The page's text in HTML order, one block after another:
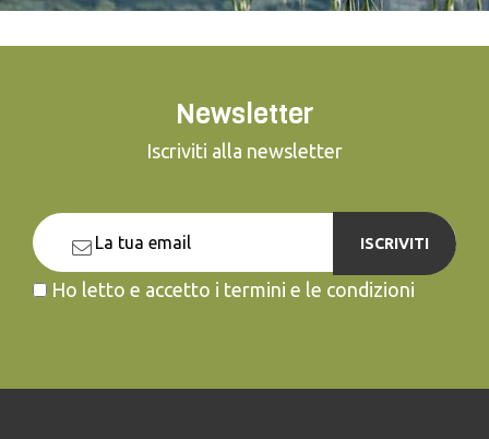
Newsletter
Iscriviti alla newsletter
ISCRIVITI
Ho letto e accetto i termini e le condizioni